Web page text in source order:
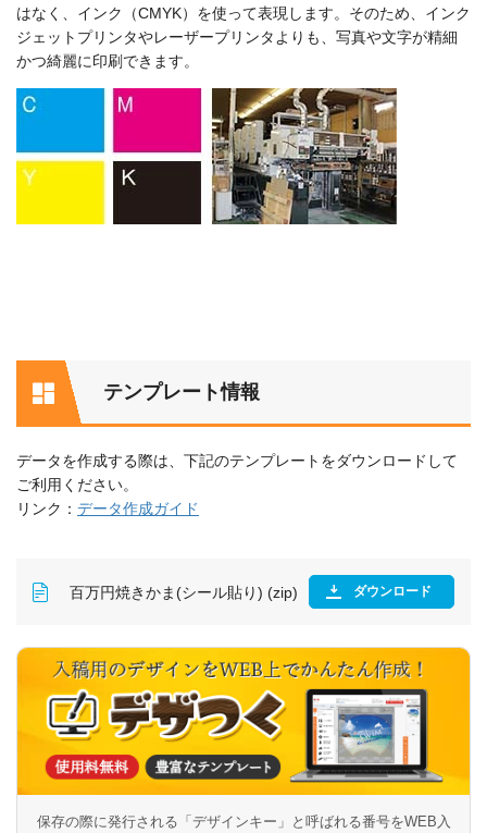
はなく、インク（CMYK）を使って表現します。そのため、インク
ジェットプリンタやレーザープリンタよりも、写真や文字が精細
かつ綺麗に印刷できます。
テンプレート情報
データを作成する際は、下記のテンプレートをダウンロードして
ご利用ください。
リンク： データ作成ガイド
百万円焼きかま(シール貼り) (zip) ダウンロード
保存の際に発行される「デザインキー」と呼ばれる番号をWEB入